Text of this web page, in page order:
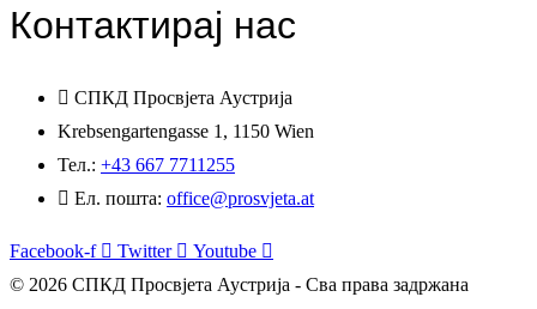
Контактирај нас
СПКД Просвјета Аустрија
Krebsengartengasse 1, 1150 Wien
Тел.: +43 667 7711255
Ел. пошта: office@prosvjeta.at
Facebook-f Twitter
Youtube
© 2026 СПКД Просвјета Аустрија - Сва права задржана